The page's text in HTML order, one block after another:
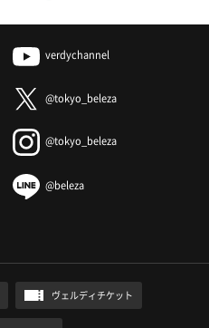
verdychannel
@tokyo_beleza
@tokyo_beleza
@beleza
ヴェルディチケット